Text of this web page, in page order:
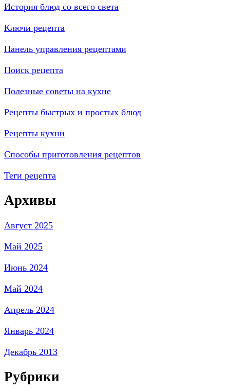
История блюд со всего света
Ключи рецепта
Панель управления рецептами
Поиск рецепта
Полезные советы на кухне
Рецепты быстрых и простых блюд
Рецепты кухни
Способы приготовления рецептов
Теги рецепта
Архивы
Август 2025
Май 2025
Июнь 2024
Май 2024
Апрель 2024
Январь 2024
Декабрь 2013
Рубрики